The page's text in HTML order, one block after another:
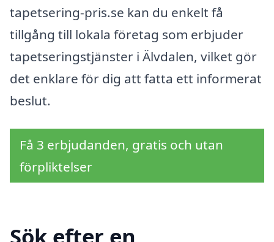
tapetsering-pris.se kan du enkelt få
tillgång till lokala företag som erbjuder
tapetseringstjänster i Älvdalen, vilket gör
det enklare för dig att fatta ett informerat
beslut.
Få 3 erbjudanden, gratis och utan
förpliktelser
Sök efter en